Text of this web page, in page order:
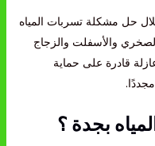
حل مشكلة تسربات المياه
والأسفلت والزجاج
قادرة على حماية
بجدة ؟